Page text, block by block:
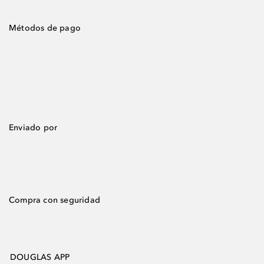
Métodos de pago
Enviado por
Compra con seguridad
DOUGLAS APP